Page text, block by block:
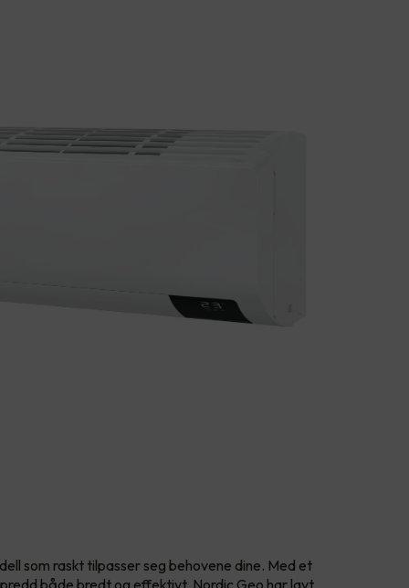
som raskt tilpasser seg behovene dine. Med et
både bredt og effektivt. Nordic Geo har lavt